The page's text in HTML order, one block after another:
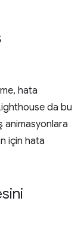
hata
da bu
animasyonlara
için hata